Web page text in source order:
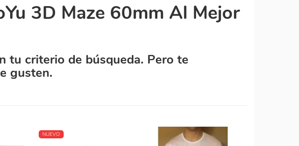
3D Maze 60mm Al Mejor
tu criterio de búsqueda. Pero te
gusten.
NUEVO